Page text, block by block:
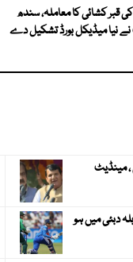
قبر کشائی کا معاملہ، سندھ
نیا میڈیکل بورڈ تشکیل دے
مینڈیٹ
مقابلہ دبئی میں ہو